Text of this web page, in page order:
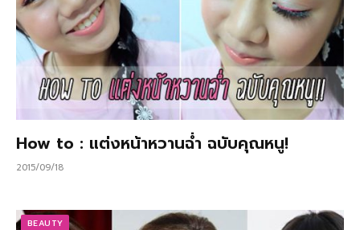
How to : แต่งหน้าหวานฉ่ำ ฉบับคุณหนู!
2015/09/18
BEAUTY